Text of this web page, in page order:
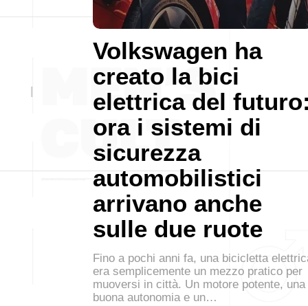
Volkswagen ha
creato la bici
elettrica del
ora i sistemi di
sicurezza
automobilistici
arrivano anche
sulle due ruote
Fino a pochi anni fa, una bicicletta
era semplicemente un mezzo pratico per
muoversi in città. Un motore potente, una
buona autonomia e un…